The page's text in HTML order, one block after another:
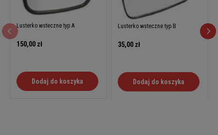
Lusterko wsteczne typ A
150,00 zł
Dodaj do koszyka
Lusterko wsteczne typ B
35,00 zł
Dodaj do koszyka